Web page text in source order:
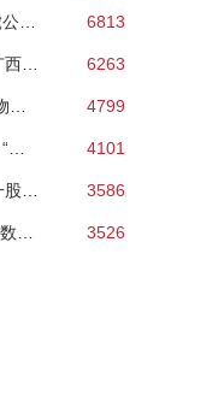
6813
6263
4799
4101
3586
3526